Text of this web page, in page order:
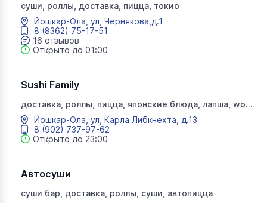
суши, роллы, доставка, пицца, токио
Йошкар-Ола, ул, Чернякова,д.1
8 (8362) 75-17-51
16 отзывов
Открыто до 01:00
Sushi Family
доставка, роллы, пицца, японские блюда, лапша, wok,
вок, суши
Йошкар-Ола, ул, Карла Либкнехта, д.13
8 (902) 737-97-62
Открыто до 23:00
Автосуши
суши бар, доставка, роллы, суши, автопицца